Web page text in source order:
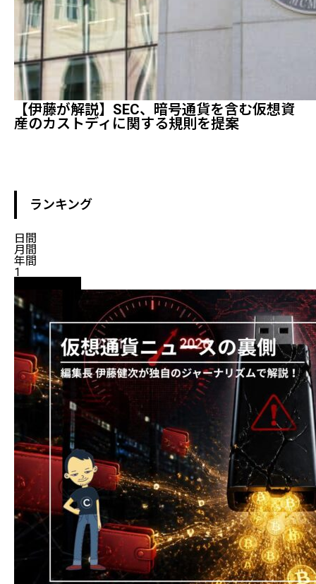
【伊藤が解説】SEC、暗号通貨を含む仮想資
産のカストディに関する規則を提案
ランキング
日間
月間
年間
1